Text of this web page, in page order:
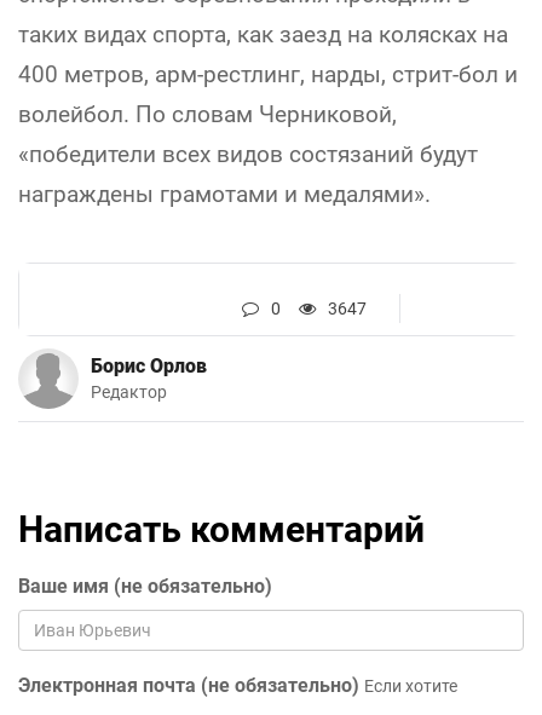
таких видах спорта, как заезд на колясках на
400 метров, арм-рестлинг, нарды, стрит-бол и
волейбол. По словам Черниковой,
«победители всех видов состязаний будут
награждены грамотами и медалями».
0 3647
Борис Орлов
Редактор
Написать комментарий
Ваше имя (не обязательно)
Электронная почта (не обязательно) Если хотите